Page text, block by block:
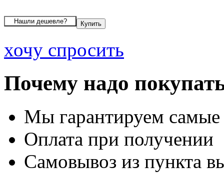
хочу спросить
Почему надо
Мы гарантируем
Оплата при получении
Самовывоз из пункта